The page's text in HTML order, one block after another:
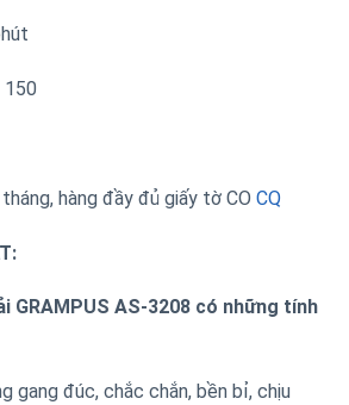
150
hàng đầy đủ giấy tờ CO CQ
GRAMPUS AS-3208 có những tính
gang đúc, chắc chắn, bền bỉ, chịu